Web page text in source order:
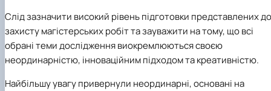
Слід зазначити високий рівень підготовки представлених до
захисту магістерських робіт та зауважити на тому, що всі
обрані теми дослідження виокремлюються своєю
неординарністю, інноваційним підходом та креативністю.
Найбільшу увагу привернули неординарні, основані на